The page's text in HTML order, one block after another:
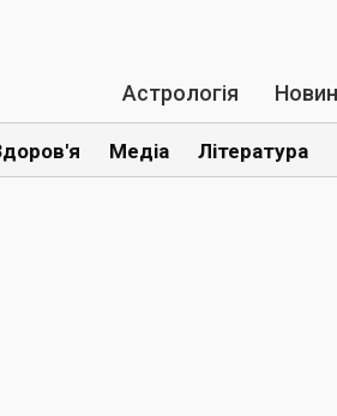
Астрологія
Медіа Література